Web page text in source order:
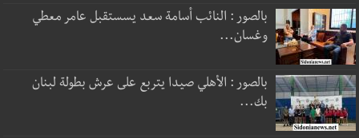
بالصور : النائب أسامة سعد يسستقبل عامر معطي
وغسان...
بالصور : الأهلي صيدا يتربع على عرش بطولة لبنان
بك...